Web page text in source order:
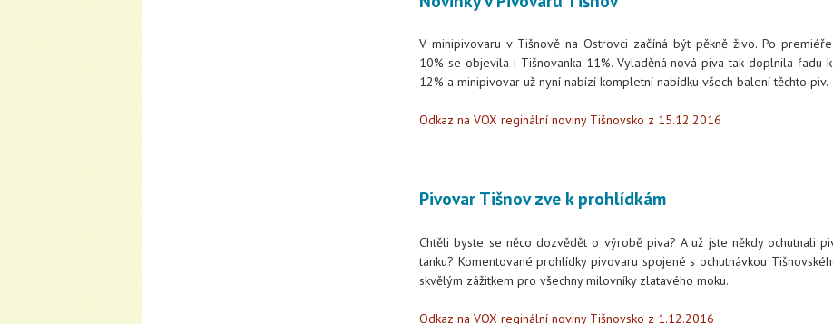
V minipivovaru v Tišnově na Ostrovci začíná být pěkně živo. Po
10% se objevila i Tišnovanka 11%. Vyladěná nová piva tak doplnila řadu
12% a minipivovar už nyní nabízí kompletní nabídku všech balení těchto piv.
Odkaz na VOX reginální noviny Tišnovsko z 15.12.2016
Pivovar Tišnov zve k prohlídkám
Chtěli byste se něco dozvědět o výrobě piva? A už jste někdy ochutnali
tanku? Komentované prohlídky pivovaru spojené s ochutnávkou
skvělým zážitkem pro všechny milovníky zlatavého moku.
Odkaz na VOX reginální noviny Tišnovsko z 1.12.2016